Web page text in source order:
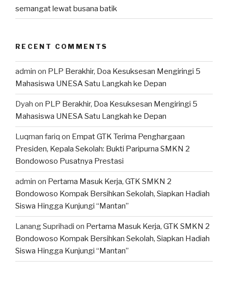
semangat lewat busana batik
RECENT COMMENTS
admin on PLP Berakhir, Doa Kesuksesan Mengiringi 5
Mahasiswa UNESA Satu Langkah ke Depan
Dyah on PLP Berakhir, Doa Kesuksesan Mengiringi 5
Mahasiswa UNESA Satu Langkah ke Depan
Luqman fariq on Empat GTK Terima Penghargaan
Presiden, Kepala Sekolah: Bukti Paripurna SMKN 2
Bondowoso Pusatnya Prestasi
admin on Pertama Masuk Kerja, GTK SMKN 2
Bondowoso Kompak Bersihkan Sekolah, Siapkan Hadiah
Siswa Hingga Kunjungi “Mantan”
Lanang Suprihadi on Pertama Masuk Kerja, GTK SMKN 2
Bondowoso Kompak Bersihkan Sekolah, Siapkan Hadiah
Siswa Hingga Kunjungi “Mantan”